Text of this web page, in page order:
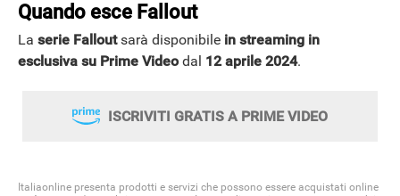
Quando esce Fallout
La serie Falloutsarà disponibile in streaming in
esclusiva su Prime Videodal 12 aprile 2024.
ISCRIVITI GRATIS A PRIME VIDEO
Italiaonline presenta prodotti e servizi che possono essere acquistati online